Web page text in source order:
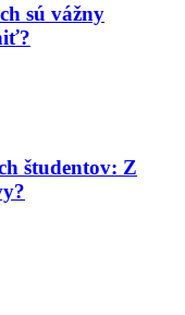
sú vážny
študentov: Z